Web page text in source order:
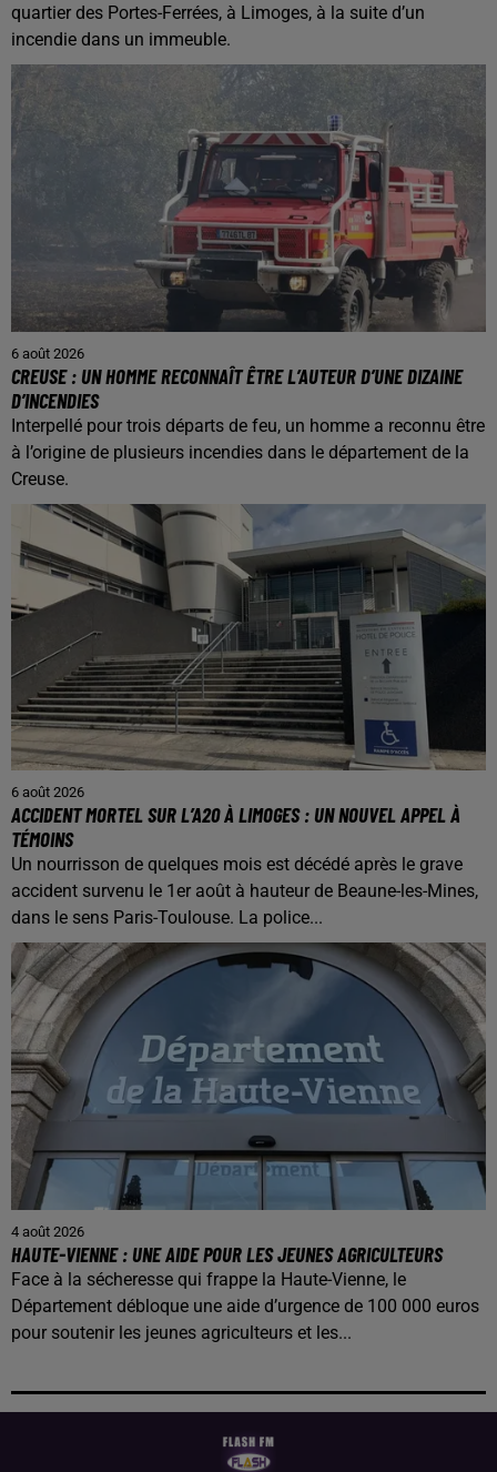
quartier des Portes-Ferrées, à Limoges, à la suite d’un
incendie dans un immeuble.
6 août 2026
CREUSE : UN HOMME RECONNAÎT ÊTRE L’AUTEUR D’UNE DIZAINE
D’INCENDIES
Interpellé pour trois départs de feu, un homme a reconnu être
à l’origine de plusieurs incendies dans le département de la
Creuse.
6 août 2026
ACCIDENT MORTEL SUR L’A20 À LIMOGES : UN NOUVEL APPEL À
TÉMOINS
Un nourrisson de quelques mois est décédé après le grave
accident survenu le 1er août à hauteur de Beaune-les-Mines,
dans le sens Paris-Toulouse. La police...
4 août 2026
HAUTE-VIENNE : UNE AIDE POUR LES JEUNES AGRICULTEURS
Face à la sécheresse qui frappe la Haute-Vienne, le
Département débloque une aide d’urgence de 100 000 euros
pour soutenir les jeunes agriculteurs et les...